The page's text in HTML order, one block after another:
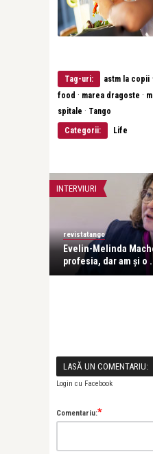
Tag-uri: astm la copii ·
food · marea dragoste ·
spitale · Tango
Categorii:
Life
INTERVIURI
revistatango
Evelin-Melinda
profesia, dar am și o
LASĂ UN COMENTARIU:
Login cu Facebook
Comentariu:*